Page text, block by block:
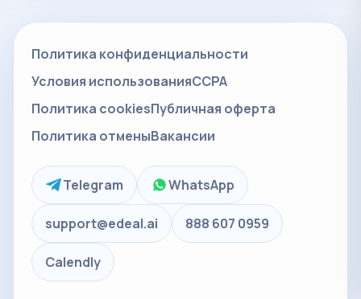
Политика конфиденциальности
Условия использованияCCPA
Политика cookiesПубличная оферта
Политика отменыВакансии
Telegram WhatsApp
support@edeal.ai 888 607 0959
Calendly